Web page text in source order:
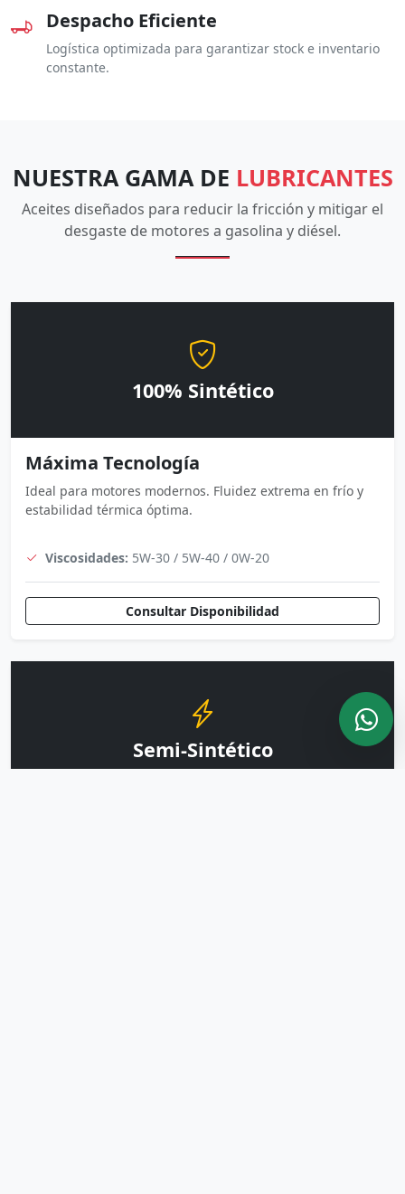
Despacho Eficiente
Logística optimizada para garantizar stock e inventario
constante.
NUESTRA GAMA DE LUBRICANTES
Aceites diseñados para reducir la fricción y mitigar el
desgaste de motores a gasolina y diésel.
100% Sintético
Máxima Tecnología
Ideal para motores modernos. Fluidez extrema en frío y
estabilidad térmica óptima.
Viscosidades: 5W-30 / 5W-40 / 0W-20
Consultar Disponibilidad
Semi-Sintético